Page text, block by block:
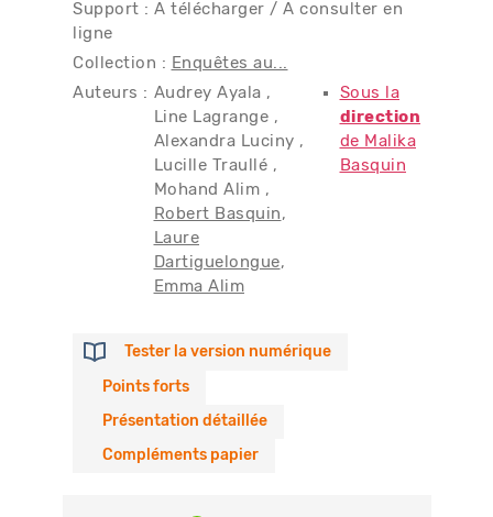
Support : A télécharger / A consulter en
ligne
Collection : Enquêtes au...
Auteurs : Audrey Ayala
Line Lagrange
Alexandra Luciny
Lucille Traullé
Mohand Alim
Robert Basquin
Laure
Dartiguelongue
Emma Alim
Sous la
direction
de Malika
Basquin
Tester la version numérique
Points forts
Présentation détaillée
Compléments papier